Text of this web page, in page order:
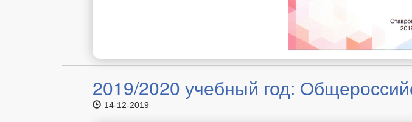
2019/2020 учебный год:
14-12-2019